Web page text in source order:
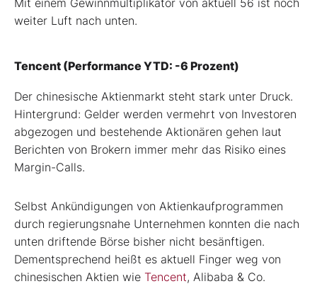
weiter Luft nach unten.
Tencent (Performance YTD: -6 Prozent)
Der chinesische Aktienmarkt steht stark unter Druck.
Hintergrund: Gelder werden vermehrt von Investoren
abgezogen und bestehende Aktionären gehen laut
Berichten von Brokern immer mehr das Risiko eines
Margin-Calls.
Selbst Ankündigungen von Aktienkaufprogrammen
durch regierungsnahe Unternehmen konnten die nach
unten driftende Börse bisher nicht besänftigen.
Dementsprechend heißt es aktuell Finger weg von
chinesischen Aktien wie Tencent, Alibaba & Co.